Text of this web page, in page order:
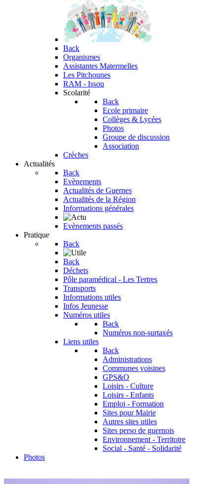
Back
Organismes
Assistantes Matermelles
Les Pitchounes
RAM - Issou
Scolarité
Back
Ecole primaire
Collèges & Lycées
Photos
Groupe de discussion
Association
Crèches
Actualités
Back
Evènements
Actualités de Guernes
Actualités de la Région
Informations générales
Evènements passés
Pratique
Back
Back
Déchets
Pôle paramédical - Les Tertres
Transports
Informations utiles
Infos Jeunesse
Numéros utiles
Back
Numéros non-surtaxés
Liens utiles
Back
Administrations
Communes voisines
GPS&O
Loisirs - Culture
Loisirs - Enfants
Emploi - Formation
Sites pour Mairie
Autres sites utiles
Sites perso de guernois
Environnement - Territoire
Social - Santé - Solidarité
Photos